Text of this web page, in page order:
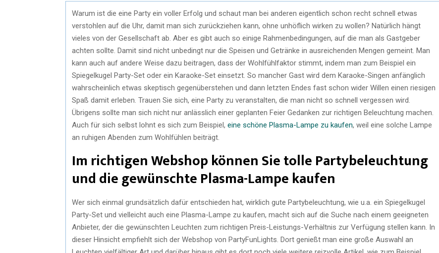
Warum ist die eine Party ein voller Erfolg und schaut man bei anderen eigentlich schon recht schnell etwas
verstohlen auf die Uhr, damit man sich zurückziehen kann, ohne unhöflich wirken zu wollen? Natürlich hängt
vieles von der Gesellschaft ab. Aber es gibt auch so einige Rahmenbedingungen, auf die man als Gastgeber
achten sollte. Damit sind nicht unbedingt nur die Speisen und Getränke in ausreichenden Mengen gemeint. Man
kann auch auf andere Weise dazu beitragen, dass der Wohlfühlfaktor stimmt, indem man zum Beispiel ein
Spiegelkugel Party-Set oder ein Karaoke-Set einsetzt. So mancher Gast wird dem Karaoke-Singen anfänglich
wahrscheinlich etwas skeptisch gegenüberstehen und dann letzten Endes fast schon wider Willen einen riesigen
Spaß damit erleben. Trauen Sie sich, eine Party zu veranstalten, die man nicht so schnell vergessen wird.
Übrigens sollte man sich nicht nur anlässlich einer geplanten Feier Gedanken zur richtigen Beleuchtung machen.
Auch für sich selbst lohnt es sich zum Beispiel, eine schöne Plasma-Lampe zu kaufen, weil eine solche Lampe
an ruhigen Abenden zum Wohlfühlen beiträgt.
Im richtigen Webshop können Sie tolle Partybeleuchtung
und die gewünschte Plasma-Lampe kaufen
Wer sich einmal grundsätzlich dafür entschieden hat, wirklich gute Partybeleuchtung, wie u.a. ein Spiegelkugel
Party-Set und vielleicht auch eine Plasma-Lampe zu kaufen, macht sich auf die Suche nach einem geeigneten
Anbieter, der die gewünschten Leuchten zum richtigen Preis-Leistungs-Verhältnis zur Verfügung stellen kann. In
dieser Hinsicht empfiehlt sich der Webshop von PartyFunLights. Dort genießt man eine große Auswahl an